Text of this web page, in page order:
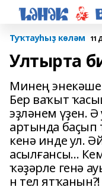
Туҡтауһыҙ көләм 11
Ултырта
Минең
Бер ваҡыт
эҙләнем үҙен.
артында баҫып
кенә инде ул.
асыл­ғансы…
ҡәҙәрле генә
н тел ятҡа­нын?!